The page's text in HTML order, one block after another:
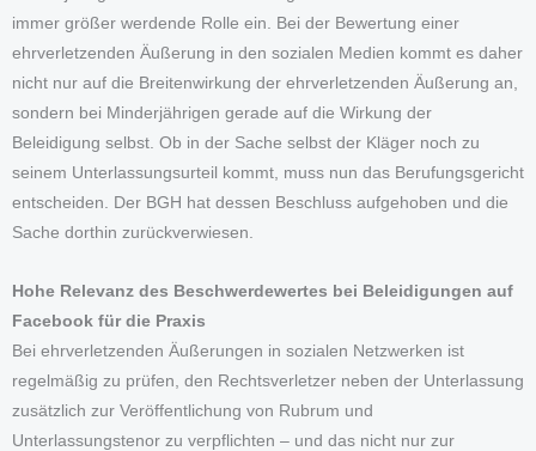
immer größer werdende Rolle ein. Bei der Bewertung einer
ehrverletzenden Äußerung in den sozialen Medien kommt es daher
nicht nur auf die Breitenwirkung der ehrverletzenden Äußerung an,
sondern bei Minderjährigen gerade auf die Wirkung der
Beleidigung selbst. Ob in der Sache selbst der Kläger noch zu
seinem Unterlassungsurteil kommt, muss nun das Berufungsgericht
entscheiden. Der BGH hat dessen Beschluss aufgehoben und die
Sache dorthin zurückverwiesen.
Hohe Relevanz des Beschwerdewertes bei Beleidigungen auf
Facebook für die Praxis
Bei ehrverletzenden Äußerungen in sozialen Netzwerken ist
regelmäßig zu prüfen, den Rechtsverletzer neben der Unterlassung
zusätzlich zur Veröffentlichung von Rubrum und
Unterlassungstenor zu verpflichten – und das nicht nur zur